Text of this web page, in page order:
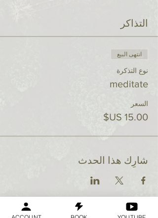
التذاكر
انتهى البيع
نوع التذكرة
meditate
السعر
شارِك هذا الحدث